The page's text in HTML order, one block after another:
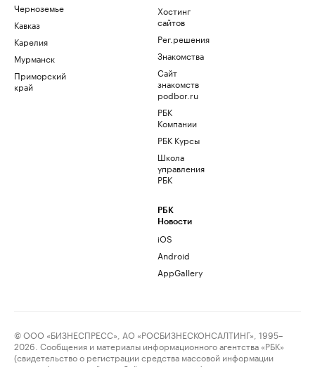
Черноземье
Кавказ
Карелия
Мурманск
Приморский
край
Хостинг
сайтов
Рег.решения
Знакомства
Сайт
знакомств
podbor.ru
РБК
Компании
РБК Курсы
Школа
управления
РБК
РБК
Новости
iOS
Android
AppGallery
© ООО «БИЗНЕСПРЕСС», АО «РОСБИЗНЕСКОНСАЛТИНГ», 1995–
2026. Сообщения и материалы информационного агентства «РБК»
(свидетельство о регистрации средства массовой информации